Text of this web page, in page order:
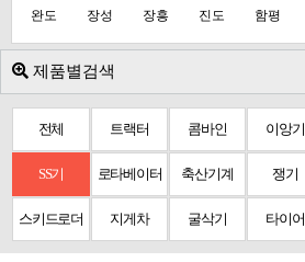
완도 장성 장흥 진도 함평
제품별검색
전체 트랙터 콤바인 이앙기
SS기 로타베이터 축산기계 쟁기
스키드로더 지게차 굴삭기 타이어